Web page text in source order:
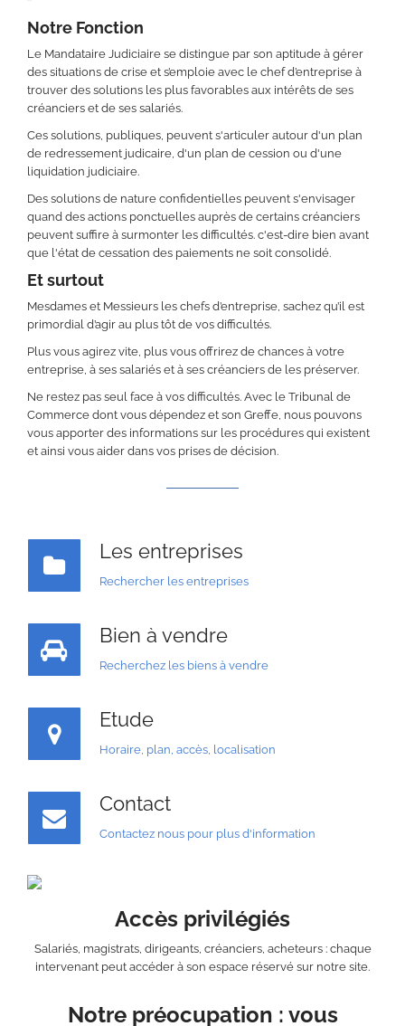
Notre Fonction
Le Mandataire Judiciaire se distingue par son aptitude à gérer
des situations de crise et s’emploie avec le chef d’entreprise à
trouver des solutions les plus favorables aux intérêts de ses
créanciers et de ses salariés.
Ces solutions, publiques, peuvent s'articuler autour d'un plan
de redressement judicaire, d'un plan de cession ou d'une
liquidation judiciaire.
Des solutions de nature confidentielles peuvent s'envisager
quand des actions ponctuelles auprès de certains créanciers
peuvent suffire à surmonter les difficultés. c'est-dire bien avant
que l'état de cessation des paiements ne soit consolidé.
Et surtout
Mesdames et Messieurs les chefs d’entreprise, sachez qu’il est
primordial d’agir au plus tôt de vos difficultés.
Plus vous agirez vite, plus vous offrirez de chances à votre
entreprise, à ses salariés et à ses créanciers de les préserver.
Ne restez pas seul face à vos difficultés. Avec le Tribunal de
Commerce dont vous dépendez et son Greffe, nous pouvons
vous apporter des informations sur les procédures qui existent
et ainsi vous aider dans vos prises de décision.
Les entreprises
Rechercher les entreprises
Bien à vendre
Recherchez les biens à vendre
Etude
Horaire, plan, accès, localisation
Contact
Contactez nous pour plus d'information
Accès privilégiés
Salariés, magistrats, dirigeants, créanciers, acheteurs : chaque
intervenant peut accéder à son espace réservé sur notre site.
Notre préocupation : vous